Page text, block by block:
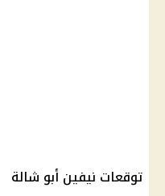
توقعات نيفين أبو شالة